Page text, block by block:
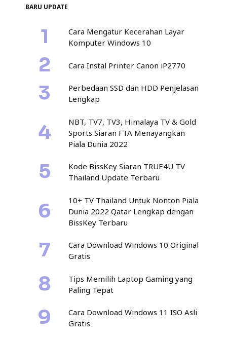
BARU UPDATE
Cara Mengatur Kecerahan Layar
Komputer Windows 10
Cara Instal Printer Canon iP2770
Perbedaan SSD dan HDD Penjelasan
Lengkap
NBT, TV7, TV3, Himalaya TV & Gold
Sports Siaran FTA Menayangkan
Piala Dunia 2022
Kode BissKey Siaran TRUE4U TV
Thailand Update Terbaru
10+ TV Thailand Untuk Nonton Piala
Dunia 2022 Qatar Lengkap dengan
BissKey Terbaru
Cara Download Windows 10 Original
Gratis
Tips Memilih Laptop Gaming yang
Paling Tepat
Cara Download Windows 11 ISO Asli
Gratis